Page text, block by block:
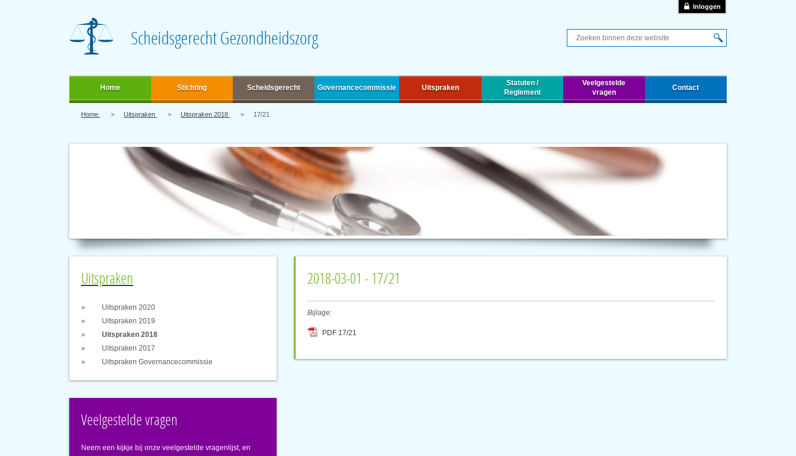
Inloggen
Q
Home Stichting Scheidsgerecht Governancecommissie Uitspraken
Statuten /
Reglement
Veelgestelde
vragen
Contact
Home Uitspraken Uitspraken 2018 17/21
Uitspraken
Uitspraken 2020
Uitspraken 2019
Uitspraken 2018
Uitspraken 2017
Uitspraken Governancecommissie
Veelgestelde vragen
Neem een kijkje bij onze veelgestelde vragenlijst, en
2018-03-01 - 17/21
Bijlage:
PDF 17/21